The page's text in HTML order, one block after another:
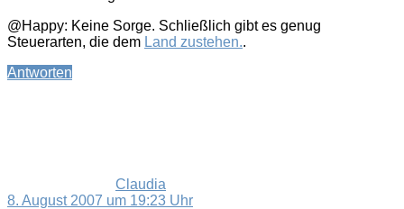
@Happy: Keine Sorge. Schließlich gibt es genug
Steuerarten, die dem Land zustehen..
Antworten
Claudia
8. August 2007 um 19:23 Uhr